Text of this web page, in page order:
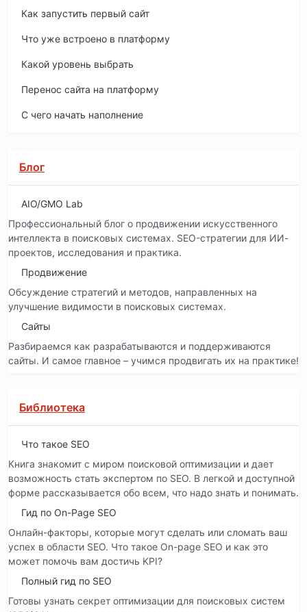
Как запустить первый сайт
Что уже встроено в платформу
Какой уровень выбрать
Перенос сайта на платформу
С чего начать наполнение
Блог
AIO/GMO Lab
Профессиональный блог о продвижении искусственного
интеллекта в поисковых системах. SEO-стратегии для ИИ-
проектов, исследования и практика.
Продвижение
Обсуждение стратегий и методов, направленных на
улучшение видимости в поисковых системах.
Сайты
Разбираемся как разрабатываются и поддерживаются
сайты. И самое главное – учимся продвигать их на практике!
Библиотека
Что такое SEO
Книга знакомит с миром поисковой оптимизации и дает
возможность стать экспертом по SEO. В легкой и доступной
форме рассказывается обо всем, что надо знать и понимать.
Гид по On-Page SEO
Онлайн-факторы, которые могут сделать или сломать ваш
успех в области SEO. Что такое On-page SEO и как это
может помочь вам достичь KPI?
Полный гид по SEO
Готовы узнать секрет оптимизации для поисковых систем